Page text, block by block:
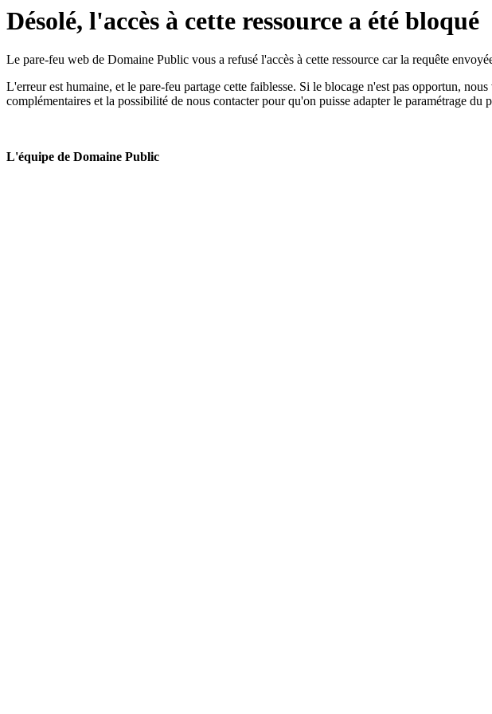
Désolé, l'accès à cette ressource a été bloqué
Le pare-feu web de Domaine Public vous a refusé l'accès à cette ressource car la requête
L'erreur est humaine, et le pare-feu partage cette faiblesse. Si le blocage n'est pas opportun,
complémentaires et la possibilité de nous contacter pour qu'on puisse adapter le paramétrage du
L'équipe de Domaine Public